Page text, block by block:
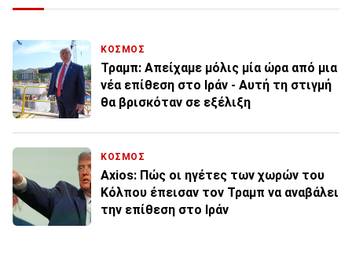
ΚΟΣΜΟΣ
Τραμπ: Aπείχαμε μόλις μία ώρα από μια
νέα επίθεση στο Ιράν - Αυτή τη στιγμή
θα βρισκόταν σε εξέλιξη
ΚΟΣΜΟΣ
Axios: Πώς οι ηγέτες των χωρών του
Κόλπου έπεισαν τον Τραμπ να αναβάλει
την επίθεση στο Ιράν